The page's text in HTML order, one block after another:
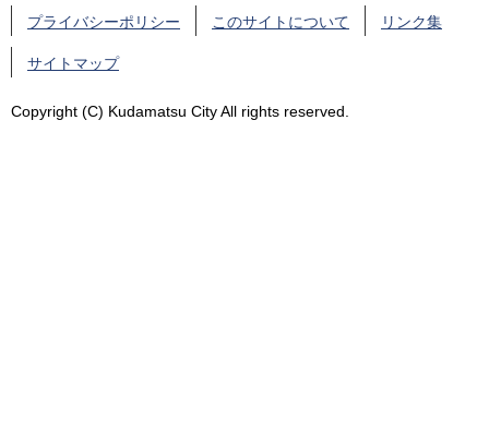
プライバシーポリシー このサイトについて リンク集
サイトマップ
Copyright (C) Kudamatsu City All rights reserved.